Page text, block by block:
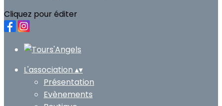
Cliquez pour éditer
L'association ▴▾
Présentation
Evènements